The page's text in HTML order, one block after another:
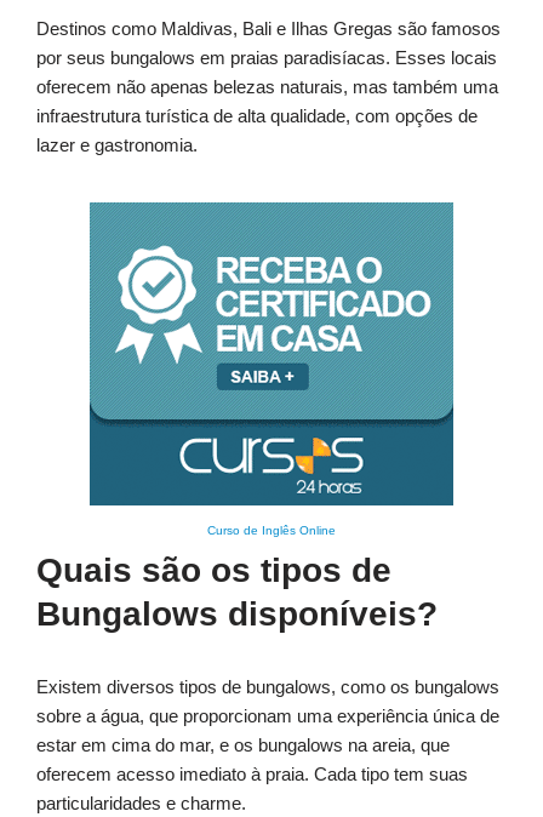
Destinos como Maldivas, Bali e Ilhas Gregas são famosos
por seus bungalows em praias paradisíacas. Esses locais
oferecem não apenas belezas naturais, mas também uma
infraestrutura turística de alta qualidade, com opções de
lazer e gastronomia.
Curso de Inglês Online
Quais são os tipos de
Bungalows disponíveis?
Existem diversos tipos de bungalows, como os bungalows
sobre a água, que proporcionam uma experiência única de
estar em cima do mar, e os bungalows na areia, que
oferecem acesso imediato à praia. Cada tipo tem suas
particularidades e charme.